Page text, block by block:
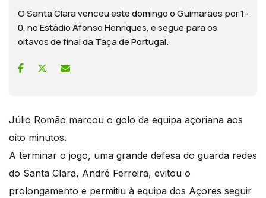
O Santa Clara venceu este domingo o Guimarães por 1-
0, no Estádio Afonso Henriques, e segue para os
oitavos de final da Taça de Portugal.
Júlio Romão marcou o golo da equipa açoriana aos
oito minutos.
A terminar o jogo, uma grande defesa do guarda redes
do Santa Clara, André Ferreira, evitou o
prolongamento e permitiu à equipa dos Açores seguir